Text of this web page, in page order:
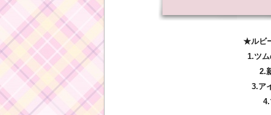
★ルビ
1.ツ
2.
3.ア